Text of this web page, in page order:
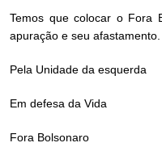
Temos que colocar o Fora
apuração e seu afastamento.
Pela Unidade da esquerda
Em defesa da Vida
Fora Bolsonaro